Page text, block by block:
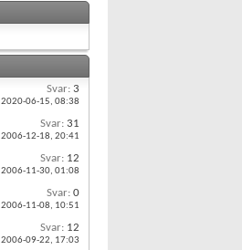
Svar: 3
2020-06-15, 08:38
Svar: 31
2006-12-18, 20:41
Svar: 12
2006-11-30, 01:08
Svar: 0
2006-11-08, 10:51
Svar: 12
2006-09-22, 17:03